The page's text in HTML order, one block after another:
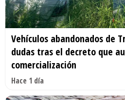
Vehículos abandonados de
dudas tras el decreto que
comercialización
Hace 1 día